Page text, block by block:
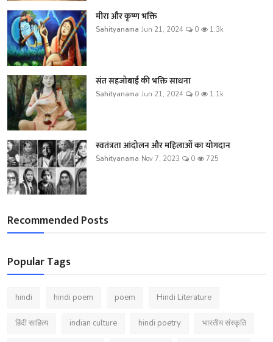
मीरा और कृष्ण भक्ति
Sahityanama Jun 21, 2024 0 1.3k
संत सहजोबाई की भक्ति साधना
Sahityanama Jun 21, 2024 0 1.1k
स्वतंत्रता आंदोलन और महिलाओं का योगदान
Sahityanama Nov 7, 2023 0 725
Recommended Posts
Popular Tags
hindi hindi poem poem Hindi Literature
हिंदी साहित्य indian culture hindi poetry भारतीय संस्कृति